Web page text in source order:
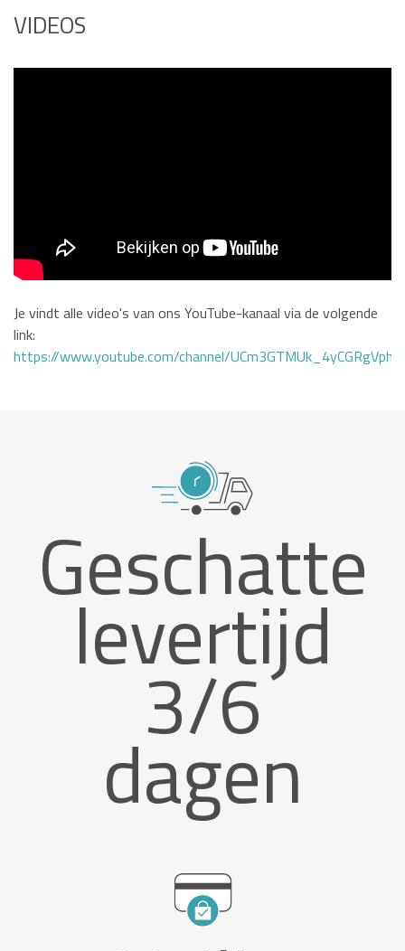
VIDEOS
Je vindt alle video's van ons YouTube-kanaal via de volgende
link:
https://www.youtube.com/channel/
Geschatte
levertijd
3/6
dagen